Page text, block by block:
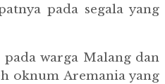
pada segala yang
warga Malang dan
oknum Aremania yang